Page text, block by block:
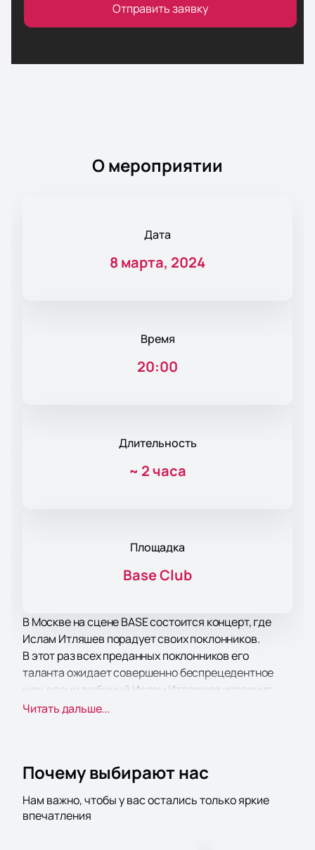
Отправить заявку
О мероприятии
Дата
8 марта, 2024
Время
20:00
Длительность
~ 2 часа
Площадка
Base Club
В Москве на сцене BASE состоится концерт, где
Ислам Итляшев порадует своих поклонников.
В этот раз всех преданных поклонников его
таланта ожидает совершенно беспрецедентное
шоу, всеми любимый Ислам Итляешев исполнит
свои лучшие песни! Новая программа с новыми
положительных эмоций и отличного настроения.
творческой работы, Ислам Итляшев успевает
уделять время своей семье и друзьям, вести образ
Читать дальше...
Почему выбирают нас
Нам важно, чтобы у вас остались только яркие
впечатления